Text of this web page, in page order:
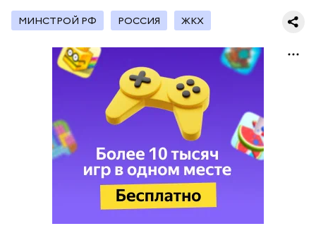
МИНСТРОЙ РФ РОССИЯ ЖКХ
Он отметил, что ослабление рубля отразится на
динамике цен. ЦБ считает, каждые 10 процентов
движения обменного курса прибавят к инфляции
национальной валюты, он отметил, что «курс рубля
плавающий».